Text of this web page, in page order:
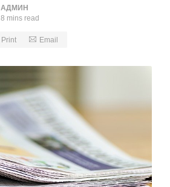
АДМИН
8 mins read
Print Email